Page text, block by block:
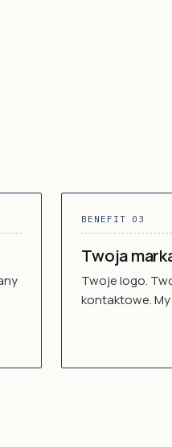
BENEFIT 03
Twoja
Twoje logo.
kontaktowe.